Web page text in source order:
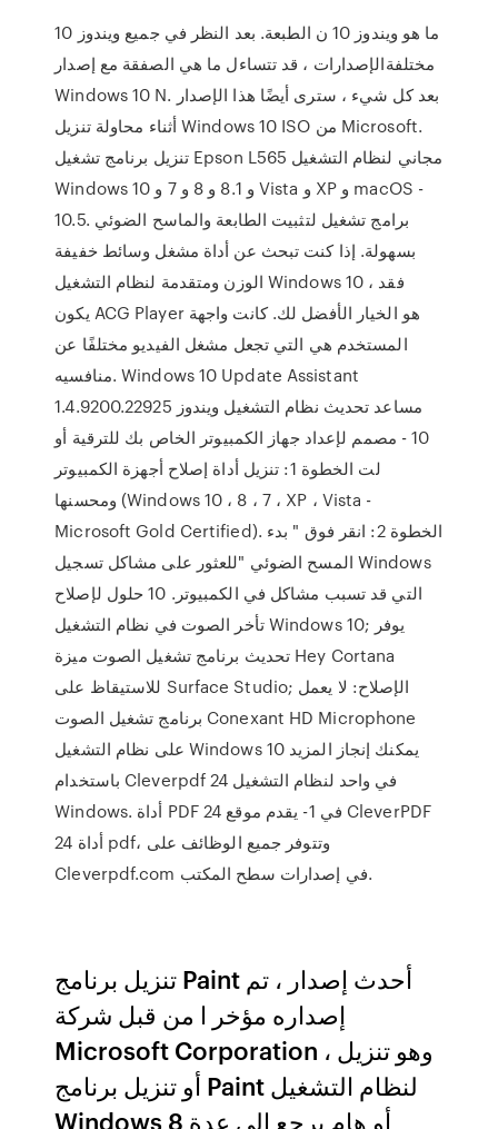
ما هو ويندوز 10 ن الطبعة. بعد النظر في جميع ويندوز 10
مختلفةالإصدارات ، قد تتساءل ما هي الصفقة مع إصدار
Windows 10 N. بعد كل شيء ، سترى أيضًا هذا الإصدار
أثناء محاولة تنزيل Windows 10 ISO من Microsoft.
تنزيل برنامج تشغيل Epson L565 مجاني لنظام التشغيل
Windows 10 و 8.1 و 8 و 7 و Vista و XP و macOS -
10.5. برامج تشغيل لتثبيت الطابعة والماسح الضوئي
بسهولة. إذا كنت تبحث عن أداة مشغل وسائط خفيفة
الوزن ومتقدمة لنظام التشغيل Windows 10 ، فقد
يكون ACG Player هو الخيار الأفضل لك. كانت واجهة
المستخدم هي التي تجعل مشغل الفيديو مختلفًا عن
منافسيه. Windows 10 Update Assistant
1.4.9200.22925 مساعد تحديث نظام التشغيل ويندوز
10 - مصمم لإعداد جهاز الكمبيوتر الخاص بك للترقية أو
لت الخطوة 1: تنزيل أداة إصلاح أجهزة الكمبيوتر
ومحسنها (Windows 10 ، 8 ، 7 ، XP ، Vista -
Microsoft Gold Certified). الخطوة 2: انقر فوق " بدء
المسح الضوئي "للعثور على مشاكل تسجيل Windows
التي قد تسبب مشاكل في الكمبيوتر. 10 حلول لإصلاح
تأخر الصوت في نظام التشغيل Windows 10; يوفر
تحديث برنامج تشغيل الصوت ميزة Hey Cortana
للاستيقاظ على Surface Studio; الإصلاح: لا يعمل
برنامج تشغيل الصوت Conexant HD Microphone
على نظام التشغيل Windows 10 يمكنك إنجاز المزيد
باستخدام Cleverpdf 24 في واحد لنظام التشغيل
Windows. أداة PDF 24 في 1- يقدم موقع CleverPDF
24 أداة pdf، وتتوفر جميع الوظائف على
Cleverpdf.com في إصدارات سطح المكتب.
تنزيل برنامج Paint أحدث إصدار ، تم
إصداره مؤخر ا من قبل شركة
Microsoft Corporation ، وهو تنزيل
أو تنزيل برنامج Paint لنظام التشغيل
Windows 8 أو هام يرجع إلى عدة